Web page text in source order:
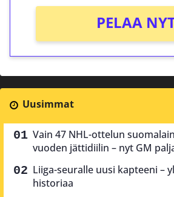
PELAA
Uusimmat
Vain 47 NHL-ottelun
vuoden jättidiilin – nyt GM
Liiga-seuralle uusi kapteeni –
historiaa